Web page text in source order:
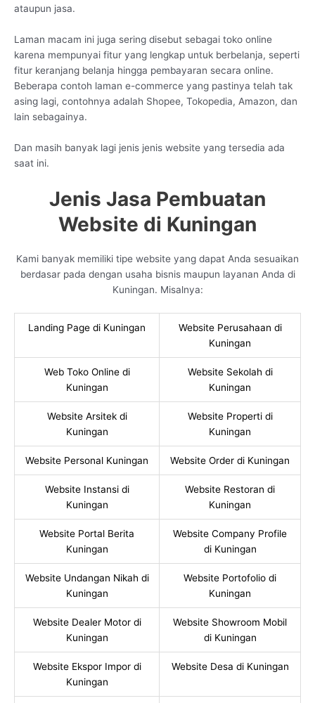
ataupun jasa.
Laman macam ini juga sering disebut sebagai toko online
karena mempunyai fitur yang lengkap untuk berbelanja, seperti
fitur keranjang belanja hingga pembayaran secara online.
Beberapa contoh laman e-commerce yang pastinya telah tak
asing lagi, contohnya adalah Shopee, Tokopedia, Amazon, dan
lain sebagainya.
Dan masih banyak lagi jenis jenis website yang tersedia ada
saat ini.
Jenis Jasa Pembuatan
Website di Kuningan
Kami banyak memiliki tipe website yang dapat Anda sesuaikan
berdasar pada dengan usaha bisnis maupun layanan Anda di
Kuningan. Misalnya:
Landing Page di Kuningan
Website Perusahaan di
Kuningan
Web Toko Online di
Kuningan
Website Sekolah di
Kuningan
Website Arsitek di
Kuningan
Website Properti di
Kuningan
Website Personal Kuningan Website Order di Kuningan
Website Instansi di
Kuningan
Website Restoran di
Kuningan
Website Portal Berita
Kuningan
Website Company Profile
di Kuningan
Website Undangan Nikah di
Kuningan
Website Portofolio di
Kuningan
Website Dealer Motor di
Kuningan
Website Showroom Mobil
di Kuningan
Website Ekspor Impor di
Kuningan
Website Desa di Kuningan